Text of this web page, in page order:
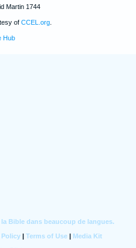
Martin 1744
of CCEL.org
Hub